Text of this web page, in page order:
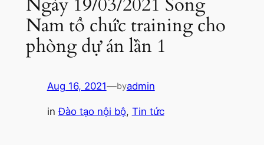
Nam tổ chức training cho
phòng dự án lần 1
Aug 16, 2021—byadmin
inĐào tạo nội bộ, Tin tức